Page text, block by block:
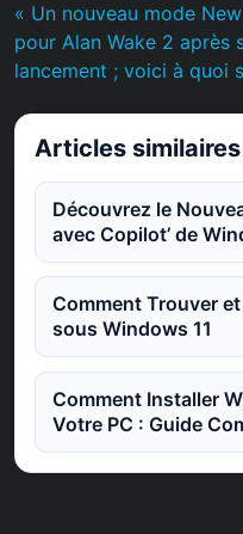
« Un nouveau mode
pour Alan Wake 2 après
lancement ; voici à quoi
Articles similaires
Découvrez le
avec Copilot’ de
Comment Trouver
sous Windows 11
Comment Installer
Votre PC : Guide